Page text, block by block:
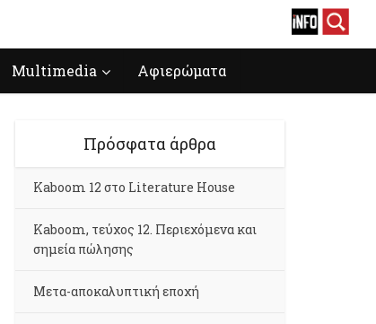
Multimedia Αφιερώματα
Πρόσφατα άρθρα
Kaboom 12 στο Literature House
Kaboom, τεύχος 12. Περιεχόμενα και
σημεία πώλησης
Μετα-αποκαλυπτική εποχή